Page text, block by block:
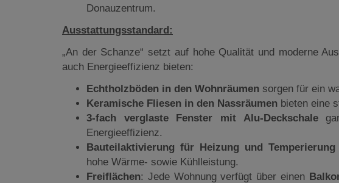
Donauzentrum.
Ausstattungsstandard:
„An der Schanze“ setzt auf hohe Qualität und moderne
auch Energieeffizienz bieten:
Echtholzböden in den Wohnräumen sorgen für ein
Keramische Fliesen in den Nassräumen bieten eine
3-fach verglaste Fenster mit Alu-Deckschale
Energieeffizienz.
Bauteilaktivierung für Heizung und Temperierung
hohe Wärme- sowie Kühlleistung.
Freiflächen: Jede Wohnung verfügt über einen